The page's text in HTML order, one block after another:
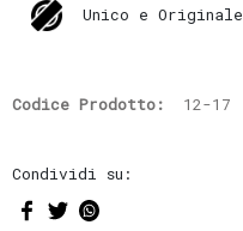
Unico e Originale
Codice Prodotto: 12-17
Condividi su: